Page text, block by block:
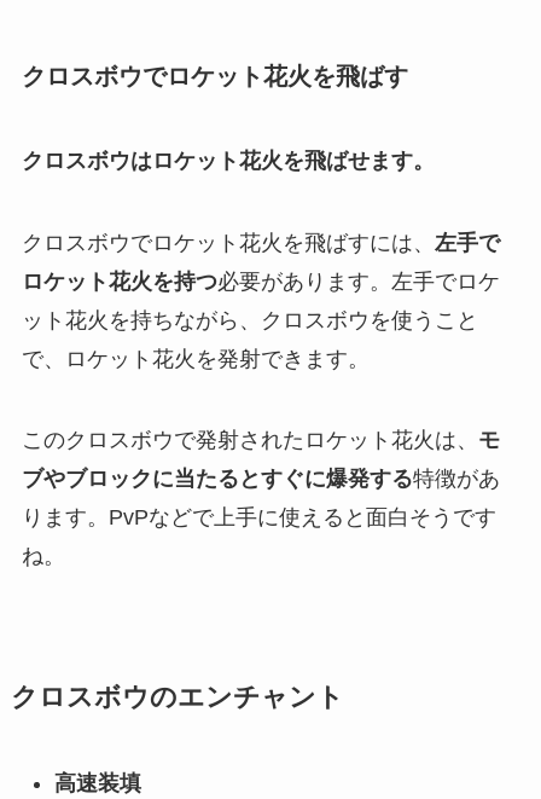
クロスボウでロケット花火を飛ばす
クロスボウはロケット花火を飛ばせます。
クロスボウでロケット花火を飛ばすには、 左手で
ロケット花火を持つ必要があります。左手でロケ
ット花火を持ちながら、クロスボウを使うこと
で、ロケット花火を発射できます。
このクロスボウで発射されたロケット花火は、 モ
ブやブロックに当たるとすぐに爆発する特徴があ
ります。PvPなどで上手に使えると面白そうです
ね。
クロスボウのエンチャント
高速装填